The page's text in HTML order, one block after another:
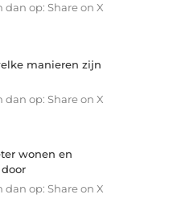
op: Share on X
manieren zijn
op: Share on X
wonen en
op: Share on X